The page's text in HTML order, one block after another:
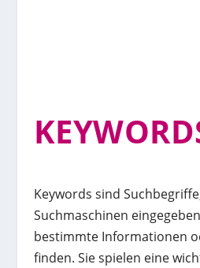
Keywords sind
Suchmaschinen
bestimmte Informationen
finden. Sie spielen eine